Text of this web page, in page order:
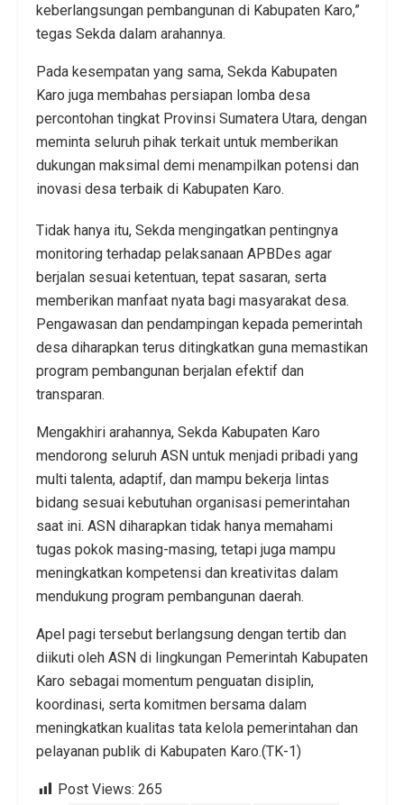
keberlangsungan pembangunan di Kabupaten Karo,”
tegas Sekda dalam arahannya.
Pada kesempatan yang sama, Sekda Kabupaten
Karo juga membahas persiapan lomba desa
percontohan tingkat Provinsi Sumatera Utara, dengan
meminta seluruh pihak terkait untuk memberikan
dukungan maksimal demi menampilkan potensi dan
inovasi desa terbaik di Kabupaten Karo.
Tidak hanya itu, Sekda mengingatkan pentingnya
monitoring terhadap pelaksanaan APBDes agar
berjalan sesuai ketentuan, tepat sasaran, serta
memberikan manfaat nyata bagi masyarakat desa.
Pengawasan dan pendampingan kepada pemerintah
desa diharapkan terus ditingkatkan guna memastikan
program pembangunan berjalan efektif dan
transparan.
Mengakhiri arahannya, Sekda Kabupaten Karo
mendorong seluruh ASN untuk menjadi pribadi yang
multi talenta, adaptif, dan mampu bekerja lintas
bidang sesuai kebutuhan organisasi pemerintahan
saat ini. ASN diharapkan tidak hanya memahami
tugas pokok masing-masing, tetapi juga mampu
meningkatkan kompetensi dan kreativitas dalam
mendukung program pembangunan daerah.
Apel pagi tersebut berlangsung dengan tertib dan
diikuti oleh ASN di lingkungan Pemerintah Kabupaten
Karo sebagai momentum penguatan disiplin,
koordinasi, serta komitmen bersama dalam
meningkatkan kualitas tata kelola pemerintahan dan
pelayanan publik di Kabupaten Karo.(TK-1)
Post Views: 265